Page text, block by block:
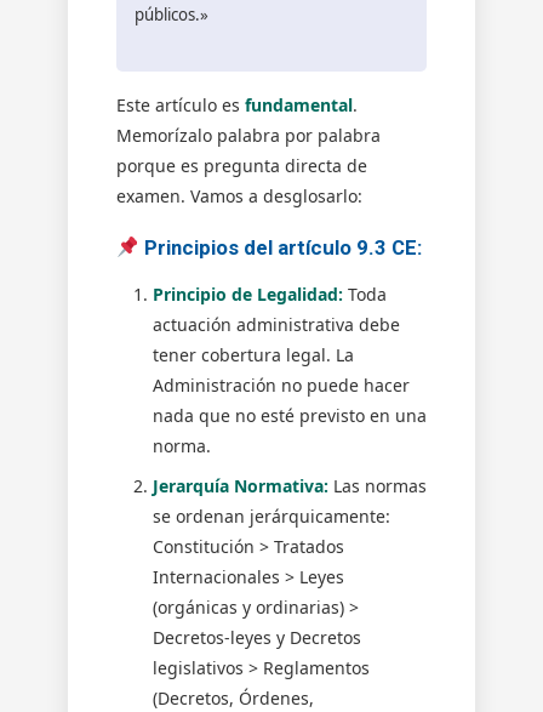
públicos.»
Este artículo es fundamental.
Memorízalo palabra por palabra
porque es pregunta directa de
examen. Vamos a desglosarlo:
Principios del artículo 9.3 CE:
Principio de Legalidad: Toda
actuación administrativa debe
tener cobertura legal. La
Administración no puede hacer
nada que no esté previsto en una
norma.
Jerarquía Normativa: Las normas
se ordenan jerárquicamente:
Constitución > Tratados
Internacionales > Leyes
(orgánicas y ordinarias) >
Decretos-leyes y Decretos
legislativos > Reglamentos
(Decretos, Órdenes,